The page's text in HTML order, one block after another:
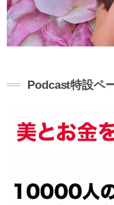
Podcast特設ペ